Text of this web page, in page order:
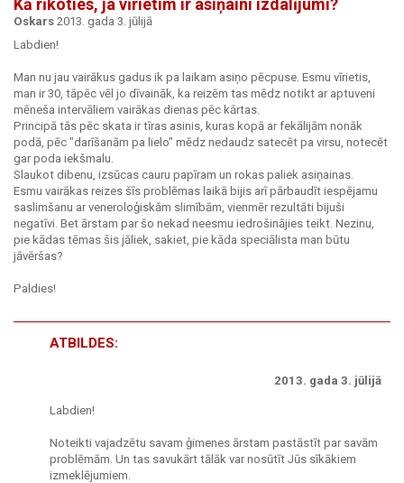
Kā rīkoties, ja vīrietim ir asiņaini izdalījumi?
Oskars 2013. gada 3. jūlijā
Labdien!
Man nu jau vairākus gadus ik pa laikam asiņo pēcpuse. Esmu vīrietis,
man ir 30, tāpēc vēl jo dīvaināk, ka reizēm tas mēdz notikt ar aptuveni
mēneša intervāliem vairākas dienas pēc kārtas.
Principā tās pēc skata ir tīras asinis, kuras kopā ar fekālijām nonāk
podā, pēc "darīšanām pa lielo" mēdz nedaudz satecēt pa virsu, notecēt
gar poda iekšmalu.
Slaukot dibenu, izsūcas cauru papīram un rokas paliek asiņainas.
Esmu vairākas reizes šīs problēmas laikā bijis arī pārbaudīt iespējamu
saslimšanu ar veneroloģiskām slimībām, vienmēr rezultāti bijuši
negatīvi. Bet ārstam par šo nekad neesmu iedrošinājies teikt. Nezinu,
pie kādas tēmas šis jāliek, sakiet, pie kāda speciālista man būtu
jāvēršas?
Paldies!
ATBILDES:
2013. gada 3. jūlijā
Labdien!
Noteikti vajadzētu savam ģimenes ārstam pastāstīt par savām
problēmām. Un tas savukārt tālāk var nosūtīt Jūs sīkākiem
izmeklējumiem.